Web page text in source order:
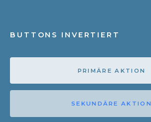
BUTTONS INVERTIERT
PRIMÄRE AKTION
SEKUNDÄRE AKTION